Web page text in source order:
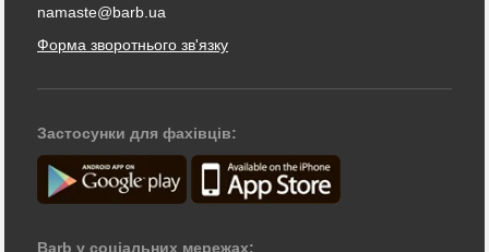
namaste@barb.ua
Форма зворотнього зв'язку
Застосунки для фахівців:
Barb у соціальних мережах: